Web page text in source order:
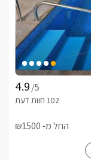
/5
החל מ- ₪1500